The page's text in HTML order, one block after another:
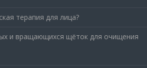
терапия для лица?
и вращающихся щёток для очищения